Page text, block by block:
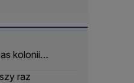
kolonii
raz